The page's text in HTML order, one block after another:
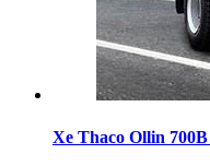
Xe Thaco Ollin